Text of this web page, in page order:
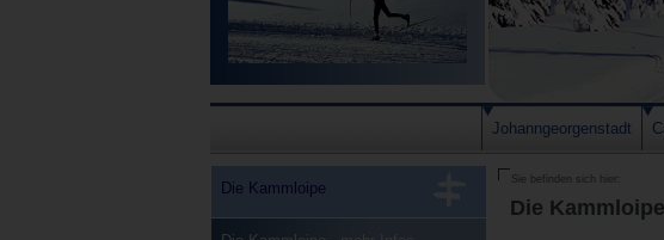
Johanngeorgenstadt
Die Kammloipe Sie befinden sich hier:
Die Kammloipe